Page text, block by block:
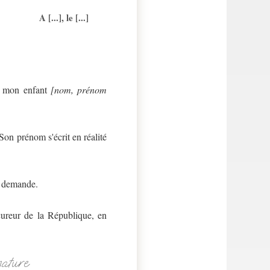
A [...], le [...]
mon enfant [nom, prénom
prénom s'écrit en réalité
de la République, en